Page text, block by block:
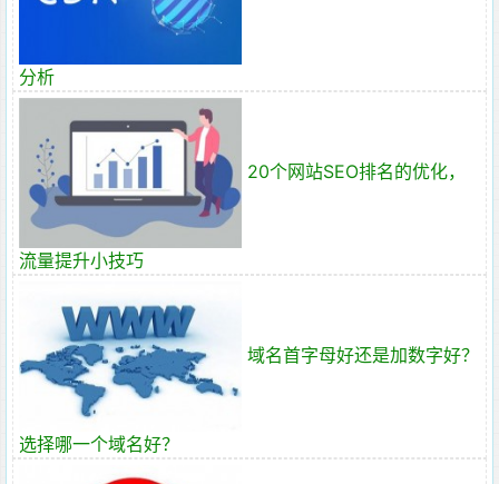
分析
20个网站SEO排名的优化，
流量提升小技巧
域名首字母好还是加数字好？
选择哪一个域名好？